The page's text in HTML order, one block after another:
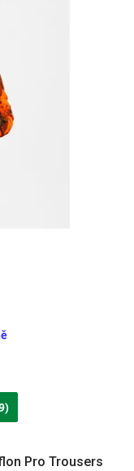
Pro Trousers